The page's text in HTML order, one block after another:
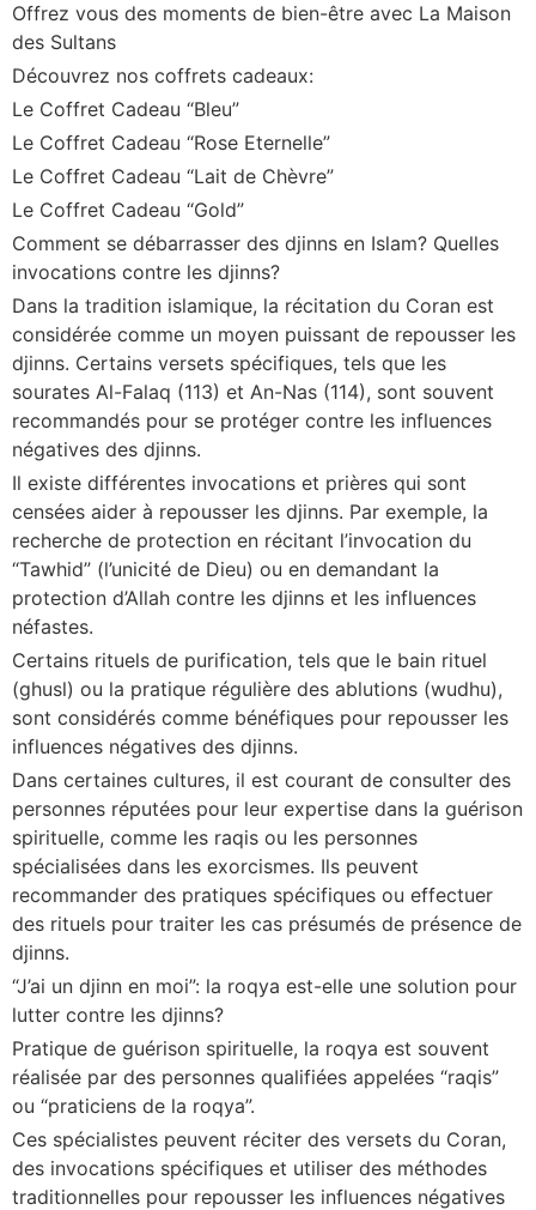
Offrez vous des moments de bien-être avec La Maison
des Sultans
Découvrez nos coffrets cadeaux:
Le Coffret Cadeau “Bleu”
Le Coffret Cadeau “Rose Eternelle”
Le Coffret Cadeau “Lait de Chèvre”
Le Coffret Cadeau “Gold”
Comment se débarrasser des djinns en Islam? Quelles
invocations contre les djinns?
Dans la tradition islamique, la récitation du Coran est
considérée comme un moyen puissant de repousser les
djinns. Certains versets spécifiques, tels que les
sourates Al-Falaq (113) et An-Nas (114), sont souvent
recommandés pour se protéger contre les influences
négatives des djinns.
Il existe différentes invocations et prières qui sont
censées aider à repousser les djinns. Par exemple, la
recherche de protection en récitant l’invocation du
“Tawhid” (l’unicité de Dieu) ou en demandant la
protection d’Allah contre les djinns et les influences
néfastes.
Certains rituels de purification, tels que le bain rituel
(ghusl) ou la pratique régulière des ablutions (wudhu),
sont considérés comme bénéfiques pour repousser les
influences négatives des djinns.
Dans certaines cultures, il est courant de consulter des
personnes réputées pour leur expertise dans la guérison
spirituelle, comme les raqis ou les personnes
spécialisées dans les exorcismes. Ils peuvent
recommander des pratiques spécifiques ou effectuer
des rituels pour traiter les cas présumés de présence de
djinns.
“J’ai un djinn en moi”: la roqya est-elle une solution pour
lutter contre les djinns?
Pratique de guérison spirituelle, la roqya est souvent
réalisée par des personnes qualifiées appelées “raqis”
ou “praticiens de la roqya”.
Ces spécialistes peuvent réciter des versets du Coran,
des invocations spécifiques et utiliser des méthodes
traditionnelles pour repousser les influences négatives